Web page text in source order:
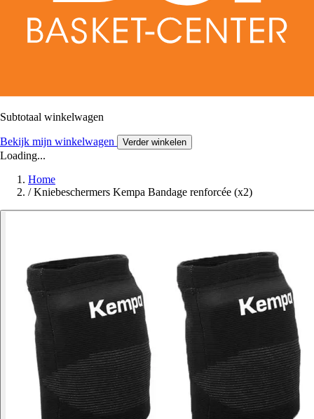
Subtotaal winkelwagen
Bekijk mijn winkelwagen Verder winkelen
Loading...
Home
/ Kniebeschermers Kempa Bandage renforcée (x2)